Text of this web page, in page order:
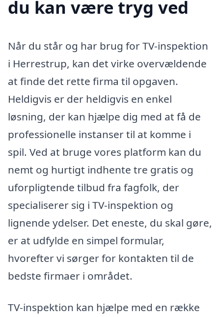
du kan være tryg ved
Når du står og har brug for TV-inspektion
i Herrestrup, kan det virke overvældende
at finde det rette firma til opgaven.
Heldigvis er der heldigvis en enkel
løsning, der kan hjælpe dig med at få de
professionelle instanser til at komme i
spil. Ved at bruge vores platform kan du
nemt og hurtigt indhente tre gratis og
uforpligtende tilbud fra fagfolk, der
specialiserer sig i TV-inspektion og
lignende ydelser. Det eneste, du skal gøre,
er at udfylde en simpel formular,
hvorefter vi sørger for kontakten til de
bedste firmaer i området.
TV-inspektion kan hjælpe med en række